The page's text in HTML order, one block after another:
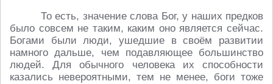
То есть, значение слова Бог, у наших предков
было совсем не таким, каким оно является сейчас.
Богами были люди, ушедшие в своём развитии
намного дальше, чем подавляющее большинство
людей. Для обычного человека их способности
казались невероятными, тем не менее, боги тоже